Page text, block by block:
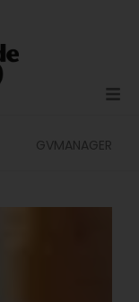
GVMANAGER